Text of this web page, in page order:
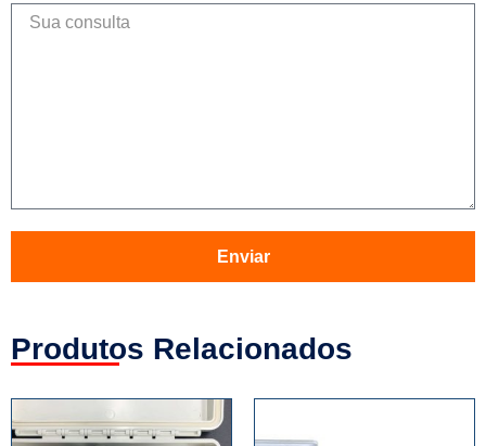
Enviar
Produtos Relacionados